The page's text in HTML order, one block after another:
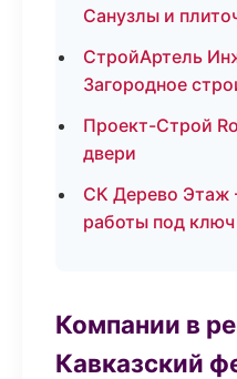
Санузлы и
СтройАртель
Загородное
Проект-Строй
двери
СК Дерево
работы под ключ
Компании в
Кавказский